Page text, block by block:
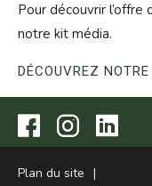
Pour découvrir
notre kit média.
DÉCOUVREZ NOTRE
Visitez
notre
page
Facebook.
Visitez
notre
page
Instagram.
Visitez
notre
page
Plan du site